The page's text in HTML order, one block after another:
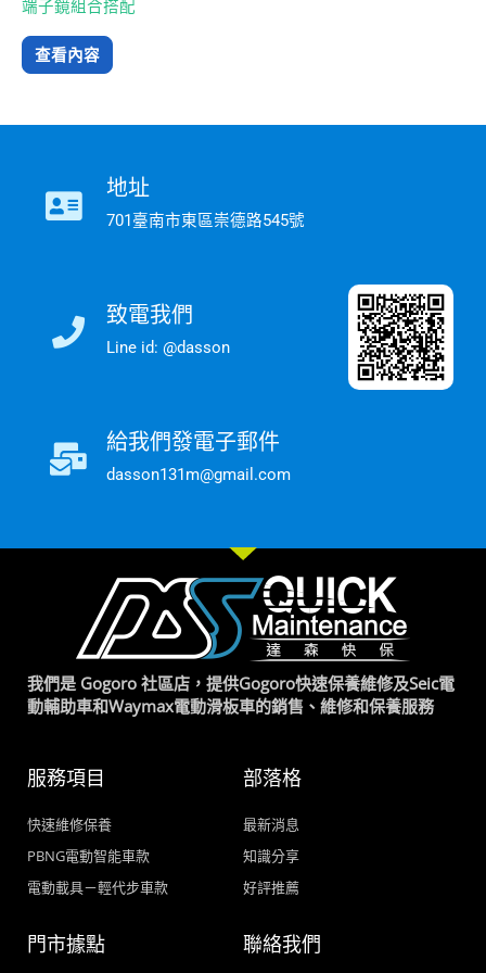
端子鏡組合搭配
查看內容
地址
701臺南市東區崇德路545號
致電我們
Line id: @dasson
給我們發電子郵件
dasson131m@gmail.com
我們是 Gogoro 社區店，提供Gogoro快速保養維修及Seic電
動輔助車和Waymax電動滑板車的銷售、維修和保養服務
服務項目
快速維修保養
PBNG電動智能車款
電動載具－輕代步車款
部落格
最新消息
知識分享
好評推薦
門市據點 聯絡我們